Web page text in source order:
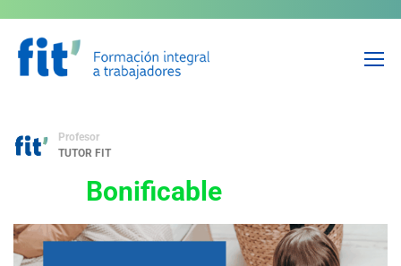
Atención Temprana en la
Educación Infantil
Profesor
TUTOR FIT
Bonificable